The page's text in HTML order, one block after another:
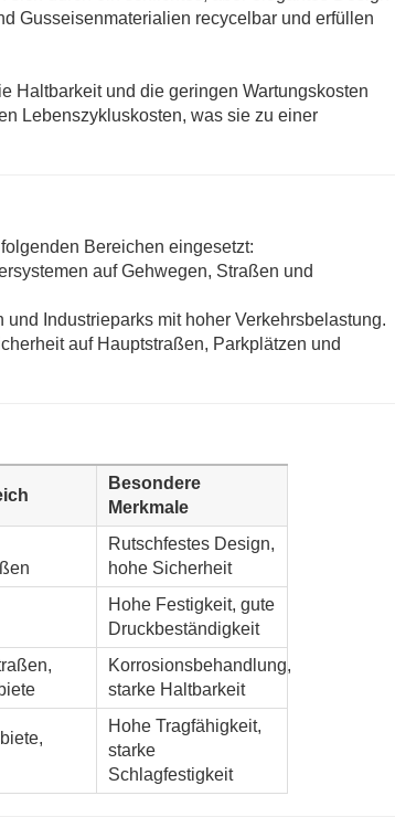
Gusseisenmaterialien recycelbar und erfüllen
Haltbarkeit und die geringen Wartungskosten
Lebenszykluskosten, was sie zu einer
Bereichen eingesetzt:
auf Gehwegen, Straßen und
Industrieparks mit hoher Verkehrsbelastung.
auf Hauptstraßen, Parkplätzen und
Besondere
Merkmale
Rutschfestes Design,
hohe Sicherheit
Hohe Festigkeit, gute
Druckbeständigkeit
Korrosionsbehandlung,
starke Haltbarkeit
Hohe Tragfähigkeit,
starke
Schlagfestigkeit